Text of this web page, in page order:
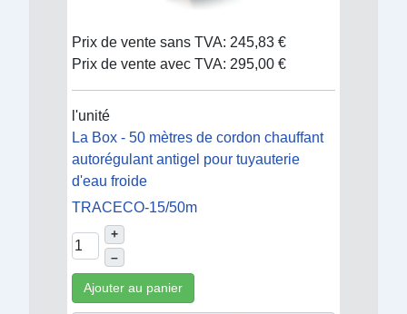
Prix de vente sans TVA: 245,83 €
Prix de vente avec TVA: 295,00 €
l'unité
La Box - 50 mètres de cordon chauffant
autorégulant antigel pour tuyauterie
d'eau froide
TRACECO-15/50m
+
–
Ajouter au panier